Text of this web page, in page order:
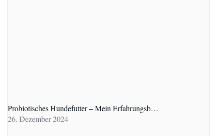
Probiotisches Hundefutter – Mein Erfahrungsb…
26. Dezember 2024